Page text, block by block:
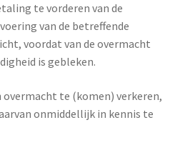
te vorderen van de
van de betreffende
voordat van de overmacht
is gebleken.
overmacht te (komen) verkeren,
onmiddellijk in kennis te